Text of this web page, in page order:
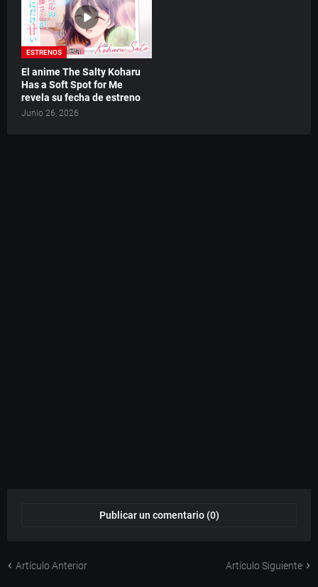
ESTRENOS
El anime The Salty Koharu
Has a Soft Spot for Me
revela su fecha de estreno
Junio 26, 2026
Publicar un comentario (0)
Artículo Anterior Artículo Siguiente